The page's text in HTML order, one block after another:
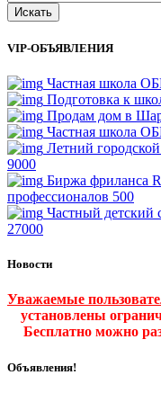
Искать
VIP-ОБЪЯВЛЕНИЯ
Частная
Подготовка к
Продам дом в
Частная школа
Летний
9000
Биржа фриланса
профессионалов 500
Частный
27000
Новости
Уважаемые
установлены
Бесплатно можно
Объявления!